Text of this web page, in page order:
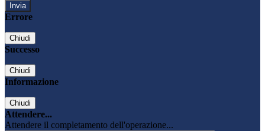
Errore
Chiudi
Successo
Chiudi
Informazione
Chiudi
Attendere...
Attendere il completamento dell'operazione...